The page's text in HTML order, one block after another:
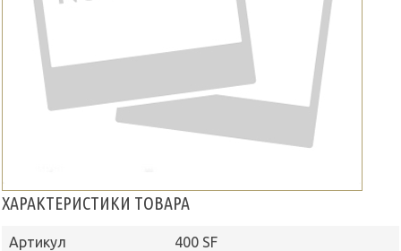
ХАРАКТЕРИСТИКИ ТОВАРА
Артикул
400 SF